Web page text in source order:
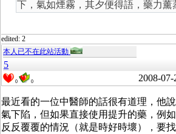
下，氣如煙霧，其夕便得語，藥力薰
edited: 2
本人已不在此站活動
5
0 0 2008-07-
最近看的一位中醫師的話很有道理，他
氣下陷，但如果直接使用提升的藥，例
反反覆覆的情況（就是時好時壞），要